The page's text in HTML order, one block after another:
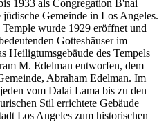
1933 als Congregation B'nai
Gemeinde in Los Angeles.
wurde 1929 eröffnet und
Gotteshäuser im
Heiligtumsgebäude des Tempels
M. Edelman entworfen, dem
Abraham Edelman. Im
vom Dalai Lama bis zu den
Stil errichtete Gebäude
Los Angeles zum historischen